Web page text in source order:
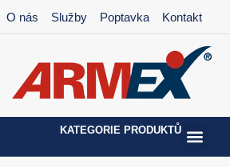
na
O nás Služby Poptavka Kontakt
KATEGORIE PRODUKTŮ